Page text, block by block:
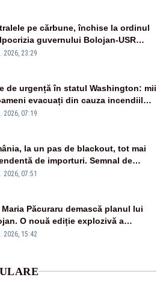
pe cărbune, închise la ordinul
guvernului Bolojan-USR
starea de alertă
2026, 23:29
de urgență în statul Washington: mii
evacuați din cauza incendiilor
de vegetație
2026, 07:19
la un pas de blackout, tot mai
de importuri. Semnal de
tras de un expert în energie
2026, 07:51
Maria Păcuraru demască planul lui
O nouă ediție explozivă a
„Miza Zilei” la Realitatea PLUS
2026, 15:42